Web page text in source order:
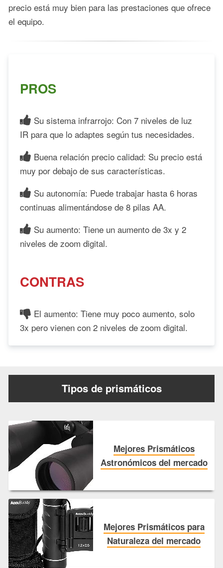
precio está muy bien para las prestaciones que ofrece
el equipo.
PROS
Su sistema infrarrojo: Con 7 niveles de luz
IR para que lo adaptes según tus necesidades.
Buena relación precio calidad: Su precio está
muy por debajo de sus características.
Su autonomía: Puede trabajar hasta 6 horas
continuas alimentándose de 8 pilas AA.
Su aumento: Tiene un aumento de 3x y 2
niveles de zoom digital.
CONTRAS
El aumento: Tiene muy poco aumento, solo
3x pero vienen con 2 niveles de zoom digital.
Tipos de prismáticos
Mejores Prismáticos
Astronómicos del mercado
Mejores Prismáticos para
Naturaleza del mercado